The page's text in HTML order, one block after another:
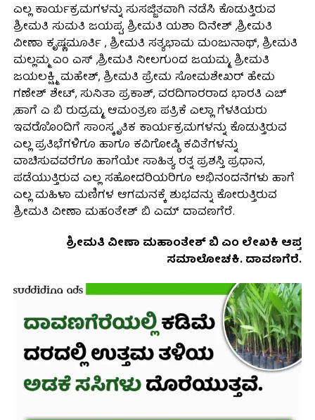
ಎಲ್ಲ ಕಾರ್ಯಕ್ರಮಗಳನ್ನು ಸುಸಜ್ಜಿತವಾಗಿ ನಡೆಸಿ ಕೊಡುತ್ತಿರುವ
ಶ್ರೀಮತಿ ಸುಮತಿ ಜಯಪ್ಪ, ಶ್ರೀಮತಿ ಯಶಾ ದಿನೇಶ್ ,ಶ್ರೀಮತಿ
ವೀಣಾ ಕೃಷ್ಣಮೂರ್ತಿ , ಶ್ರೀಮತಿ ಸತ್ಯಭಾಮ ಮಂಜುನಾಥ್, ಶ್ರೀಮತಿ
ಮಲ್ಲಮ್ಮ ಎಂ ಎಸ್ ,ಶ್ರೀಮತಿ ನೀಲಗುಂದ ಜಯಮ್ಮ, ಶ್ರೀಮತಿ
ಜಯಲಕ್ಷ್ಮಿ ಮಹೇಶ್, ಶ್ರೀಮತಿ ಪ್ರೇಮ ಸೋಮಶೇಖರ್ ಹೇಮ
ಗಣೇಶ್ ಶೇಟ್, ಸುನಿತಾ ಪ್ರಕಾಶ್, ವರದಿಗಾರರಾದ ಭಾರತಿ ಎಚ್
,ಹಾಗೆ ಎ ಬಿ ರುದ್ರಮ್ಮ, ಆಮಂತ್ರಣ ಪತ್ರಿಕೆ ಎಲ್ಲಾ ಗೆಳತಿಯರು
ಇವರೊೊಂದಿಗೆ ಸಾಂಸ್ಕೃತಿಕ ಕಾರ್ಯಕ್ರಮಗಳನ್ನು ಕೊಡುತ್ತಿರುವ
ಎಲ್ಲ ಪ್ರತಿಭೆಗಳಿಗೂ ಹಾಗೂ ಕವಿಗೋಷ್ಠಿ ಕವಿತೆಗಳನ್ನು
ವಾಚಿಸುವವರೆಗೂ ಹಾಗೆಯೇ ಸಾಹಿತ್ಯ ರತ್ನ ಪ್ರಶಸ್ತಿ ಪ್ರಧಾನ,
ಪಡೆಯುತ್ತಿರುವ ಎಲ್ಲ ಸಹೋದರಿಯರಿಗೂ ಅಭಿನಂದನೆಗಳು ಹಾಗೆ
ಎಲ್ಲ ಮಹಿಳಾ ಮಣಿಗಳ ಆಗಮನಕ್ಕೆ ಶುಭವನ್ನು ಕೋರುತ್ತಿರುವ
ಶ್ರೀಮತಿ ವೀಣಾ ಮಹಂತೇಶ್ ಬಿ ಎಮ್ ದಾವಣಗೆರೆ.
ಶ್ರೀಮತಿ ವೀಣಾ ಮಹಾಂತೇಶ್ ಬಿ ಎಂ ಲೇಖಕಿ ಆಪ್ತ
ಸಮಾಲೋಚಕಿ. ದಾವಣಗೆರೆ.